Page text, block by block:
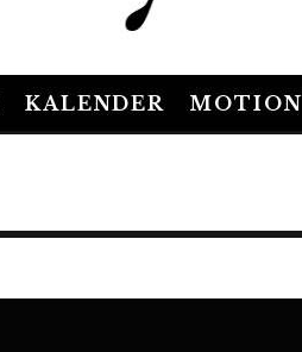
KALENDER MOTION